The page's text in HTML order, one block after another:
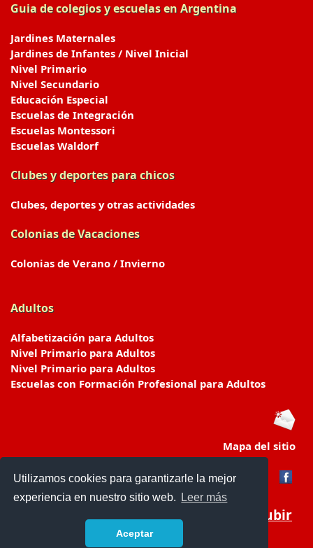
Utilizamos cookies para garantizarle la mejor
experiencia en nuestro sitio web.
Leer más
Aceptar
Guia de colegios y escuelas en Argentina
Jardines Maternales
Jardines de Infantes / Nivel Inicial
Nivel Primario
Nivel Secundario
Educación Especial
Escuelas de Integración
Escuelas Montessori
Escuelas Waldorf
Clubes y deportes para chicos
Clubes, deportes y otras actividades
Colonias de Vacaciones
Colonias de Verano / Invierno
Adultos
Alfabetización para Adultos
Nivel Primario para Adultos
Nivel Primario para Adultos
Escuelas con Formación Profesional para Adultos
Mapa del sitio
Subir